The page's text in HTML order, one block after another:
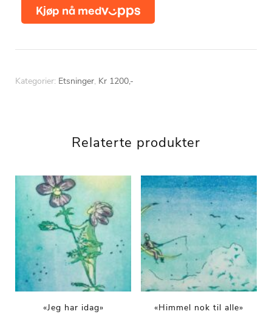
Kategorier: Etsninger, Kr 1200,-
Relaterte produkter
«Jeg har idag»
«Himmel nok til alle»